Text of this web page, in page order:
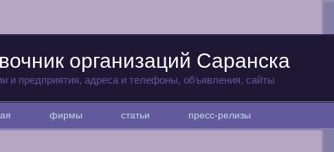
организаций Саранска
и предприятия, адреса и телефоны, объявления, сайты
фирмы статьи пресс-релизы